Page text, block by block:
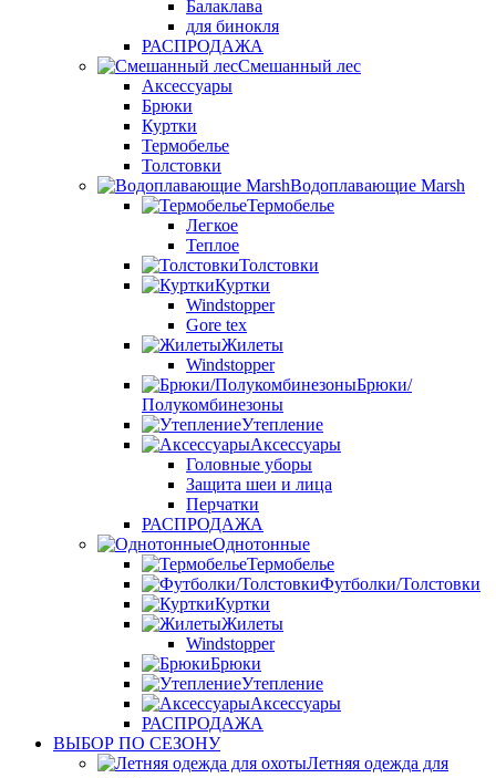
Балаклава
для бинокля
РАСПРОДАЖА
Смешанный лес
Аксессуары
Брюки
Куртки
Термобелье
Толстовки
Водоплавающие Marsh
Термобелье
Легкое
Теплое
Толстовки
Куртки
Windstopper
Gore tex
Жилеты
Windstopper
Брюки/
Полукомбинезоны
Утепление
Аксессуары
Головные уборы
Защита шеи и лица
Перчатки
РАСПРОДАЖА
Однотонные
Термобелье
Футболки/Толстовки
Куртки
Жилеты
Windstopper
Брюки
Утепление
Аксессуары
РАСПРОДАЖА
ВЫБОР ПО СЕЗОНУ
Летняя одежда для